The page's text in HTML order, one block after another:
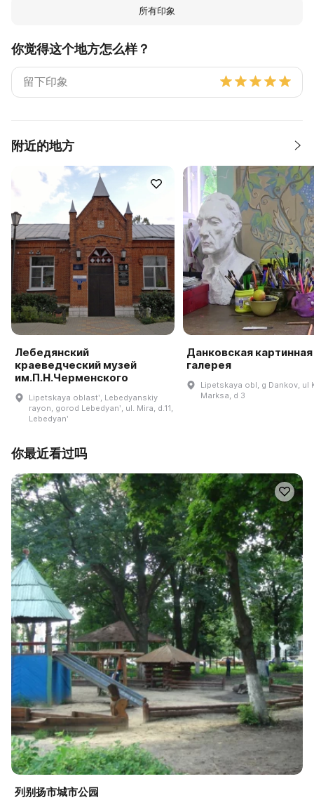
所有印象
你觉得这个地方怎么样？
附近的地方
Лебедянский
краеведческий музей
им.П.Н.Черменского
Lipetskaya oblastʹ, Lebedyanskiy
rayon, gorod Lebedyanʹ, ul. Mira, d.11,
Lebedyanʹ
Данковская картинная
галерея
Lipetskaya obl, g Dankov, ul
Marksa, d 3
你最近看过吗
列别扬市城市公园